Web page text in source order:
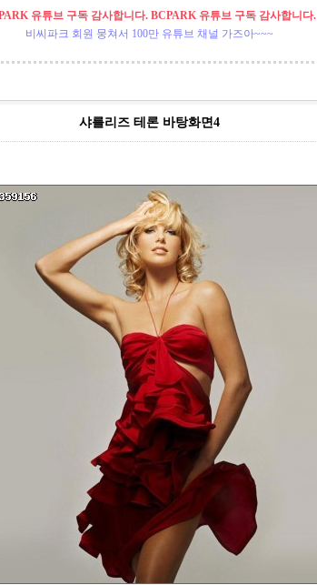
유튜브 구독 감사합니다. BCPARK 유튜브 구독 감사합니다.
비씨파크 회원 뭉쳐서 100만 유튜브 채널 가즈아~~~
샤를리즈 테론 바탕화면4